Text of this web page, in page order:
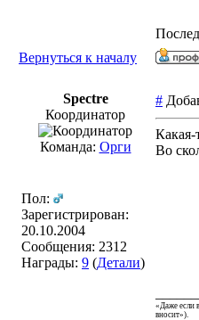
Вернуться к началу
Spectre
Координатор
Команда: Орги
Пол:
Зарегистрирован:
20.10.2004
Сообщения: 2312
Награды: 9 (Детали)
#
Какая-
Во
«Даже если
вносит»).